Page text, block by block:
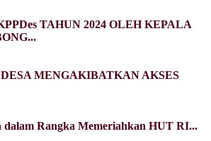
TAHUN 2024 OLEH KEPALA
MENGAKIBATKAN AKSES
dalam Rangka Memeriahkan HUT RI...